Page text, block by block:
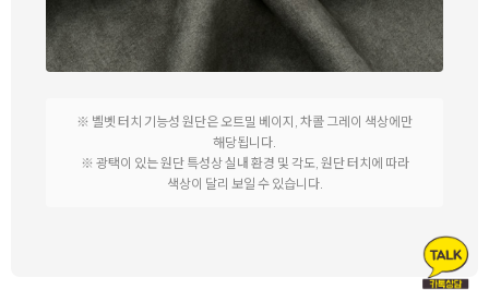
※ 벨벳 터치 기능성 원단은 오트밀 베이지, 차콜 그레이 색상에만
해당됩니다.
※ 광택이 있는 원단 특성상 실내 환경 및 각도, 원단 터치에 따라
색상이 달리 보일 수 있습니다.